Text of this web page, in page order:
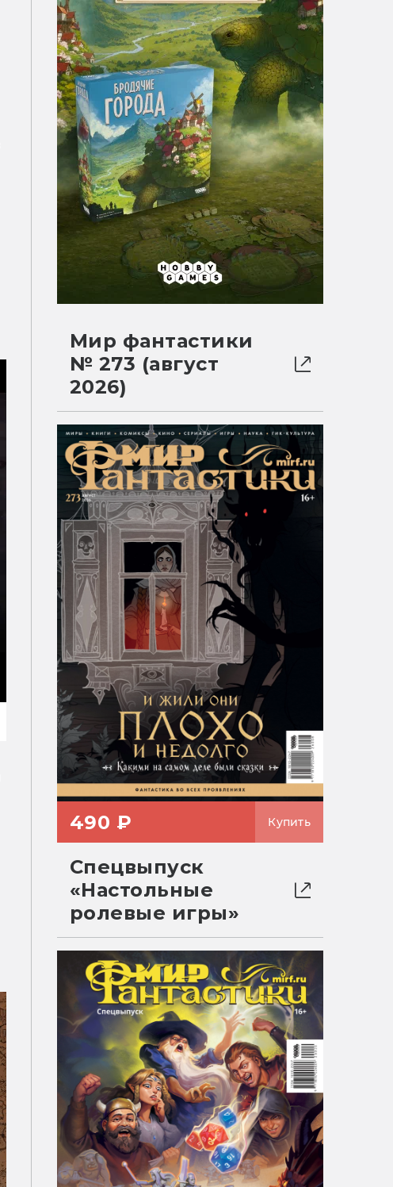
Мир фантастики
№ 273 (август
2026)
490 ₽ Купить
Спецвыпуск
«Настольные
ролевые игры»